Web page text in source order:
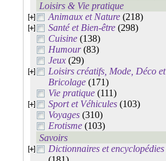
Loisirs & Vie pratique
Animaux et Nature (218)
Santé et Bien-être (298)
Cuisine (138)
Humour(83)
Jeux (29)
Loisirs créatifs, Mode, Déco et
Bricolage (171)
Vie pratique (111)
Sport et Véhicules (103)
Voyages (310)
Erotisme (103)
Savoirs
Dictionnaires et encyclopédies